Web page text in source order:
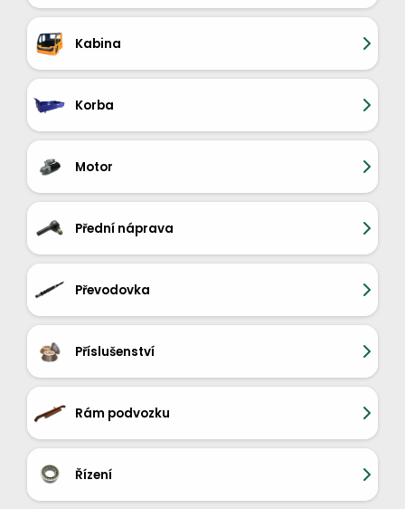
Kabina
Korba
Motor
Přední náprava
Převodovka
Příslušenství
Rám podvozku
Řízení